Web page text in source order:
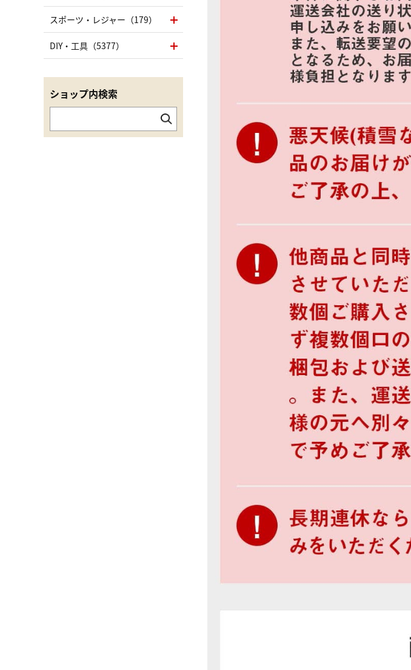
スポーツ・レジャー（179）
DIY・工具（5377）
ショップ内検索